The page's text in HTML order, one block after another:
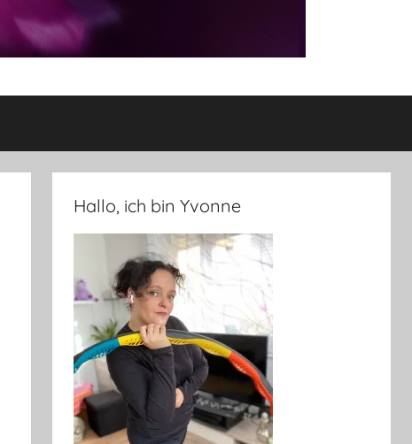
Hallo, ich bin Yvonne